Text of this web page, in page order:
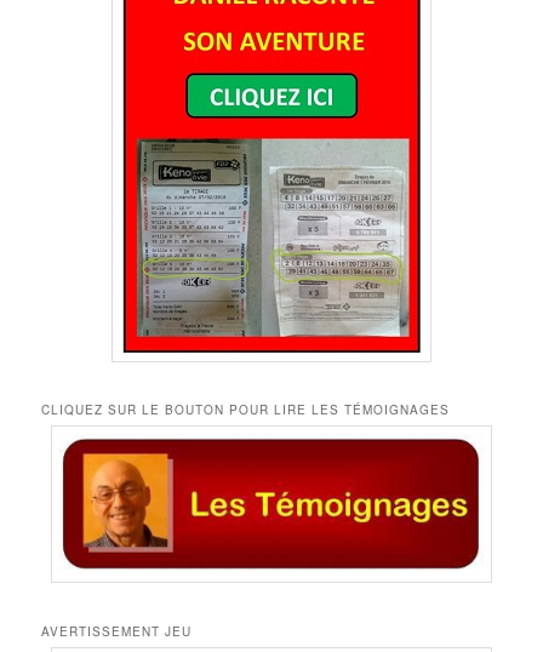
CLIQUEZ SUR LE BOUTON POUR LIRE LES TÉMOIGNAGES
AVERTISSEMENT JEU